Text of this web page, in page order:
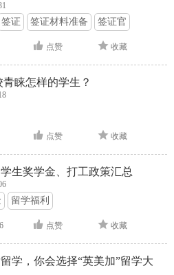
签证 签证材料准备 签证官
签证申请攻略
点赞 收藏
青睐怎样的学生？
点赞 收藏
生奖学金、打工政策汇总
留学福利
点赞 收藏
学，你会选择“英美加”留学大